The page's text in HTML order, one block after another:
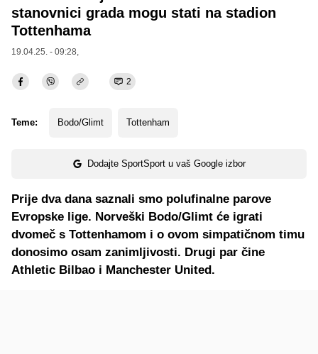
stanovnici grada mogu stati na stadion
Tottenhama
19.04.25. - 09:28,
2
Teme: Bodo/Glimt Tottenham
Dodajte SportSport u vaš Google izbor
Prije dva dana saznali smo polufinalne parove
Evropske lige. Norveški Bodo/Glimt će igrati
dvomeč s Tottenhamom i o ovom simpatičnom timu
donosimo osam zanimljivosti. Drugi par čine
Athletic Bilbao i Manchester United.